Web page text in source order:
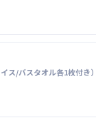
ス/バスタオル各1枚付き）